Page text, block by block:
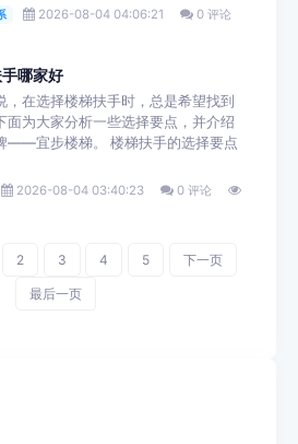
2026-08-04 04:06:21
0 评论
哪家好
，在选择楼梯扶手时，总是希望找到
面为大家分析一些选择要点，并介绍
——宜步楼梯。 楼梯扶手的选择要点
2026-08-04 03:40:23
0 评论
2 3 4 5 下一页
最后一页